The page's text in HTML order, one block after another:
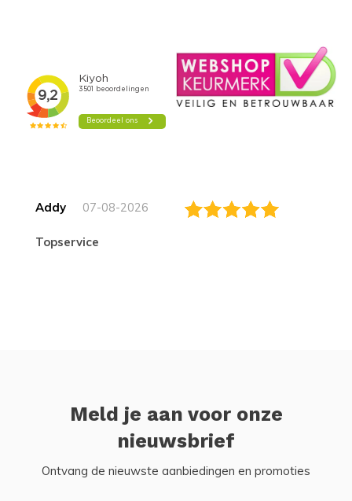
Addy 07-08-2026
topservice
Meld je aan voor onze
nieuwsbrief
Ontvang de nieuwste aanbiedingen en promoties